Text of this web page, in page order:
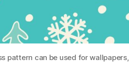
pattern can be used for wallpapers,